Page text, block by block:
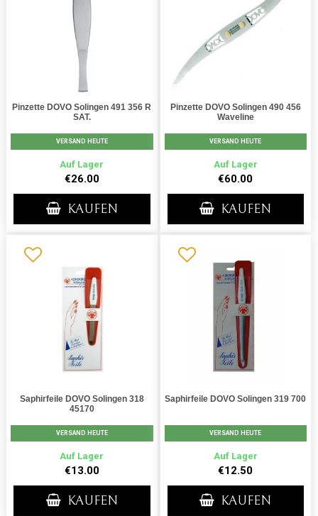
Pinzette DOVO Solingen 491 356 R
SAT.
VERSAND HEUTE
Auf Lager
€26.00
KAUFEN
Pinzette DOVO Solingen 490 456
Waveline
VERSAND HEUTE
Auf Lager
€60.00
KAUFEN
Saphirfeile DOVO Solingen 318
45170
VERSAND HEUTE
Auf Lager
€13.00
KAUFEN
Saphirfeile DOVO Solingen 319 700
VERSAND HEUTE
Auf Lager
€12.50
KAUFEN